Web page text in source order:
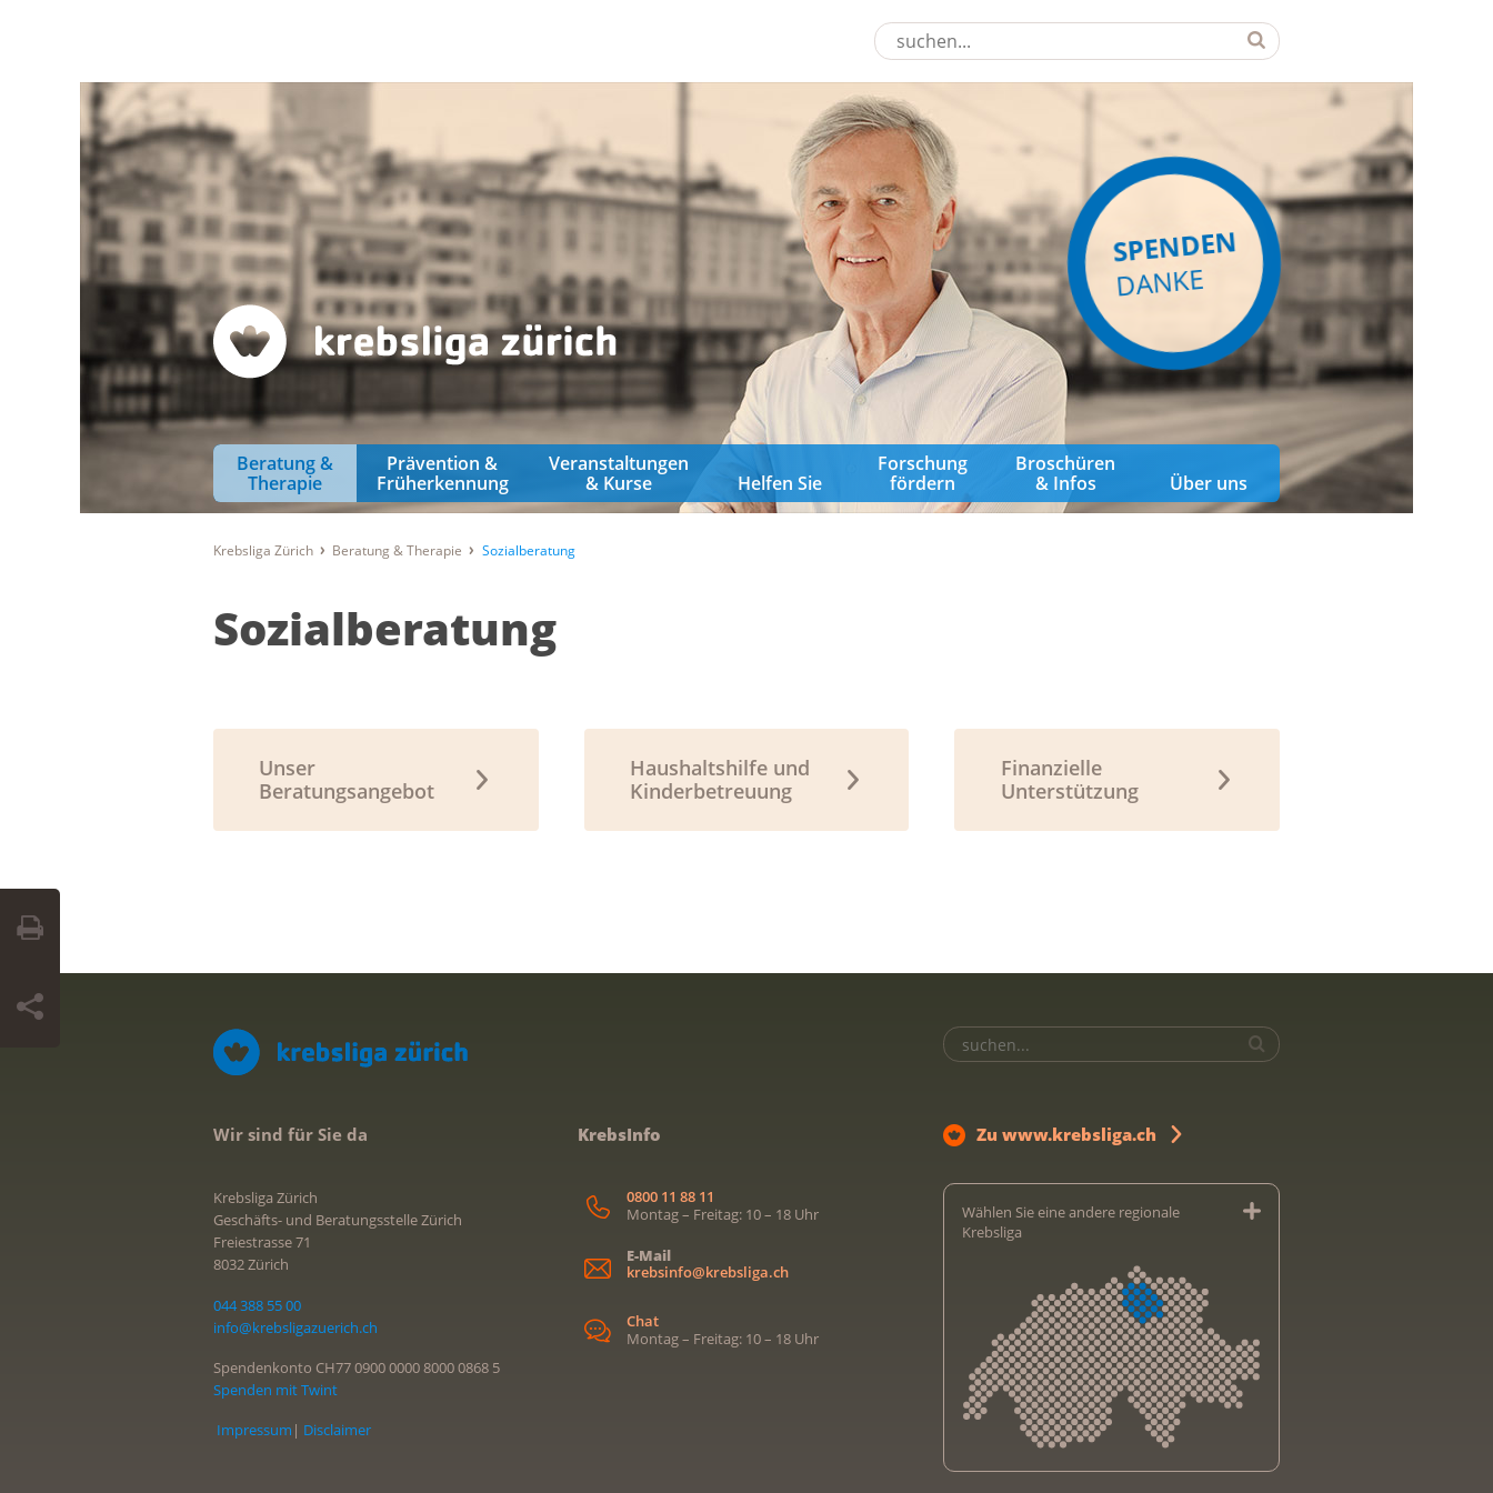
SPENDEN
DANKE
Beratung &
Therapie
Prävention &
Früherkennung
Veranstaltungen
& Kurse
Helfen Sie
Forschung
fördern
Broschüren
& Infos
Über uns
Krebsliga Zürich Beratung & Therapie Sozialberatung
Sozialberatung
Unser
Beratungsangebot
Haushaltshilfe und
Kinderbetreuung
Finanzielle
Unterstützung
Wir sind für Sie da
Krebsliga Zürich
Geschäfts- und Beratungsstelle Zürich
Freiestrasse 71
8032 Zürich
044 388 55 00
info@krebsligazuerich.ch
Spendenkonto CH77 0900 0000 8000 0868 5
Spenden mit Twint
Impressum | Disclaimer
KrebsInfo
0800 11 88 11
Montag – Freitag: 10 – 18 Uhr
E-Mail
krebsinfo@krebsliga.ch
Chat
Montag – Freitag: 10 – 18 Uhr
Zu www.krebsliga.ch
Wählen Sie eine andere regionale
Krebsliga